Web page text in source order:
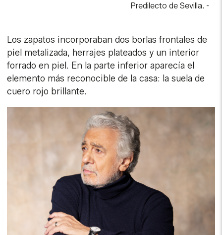
Predilecto de Sevilla. -
Los zapatos incorporaban dos borlas frontales de
piel metalizada, herrajes plateados y un interior
forrado en piel. En la parte inferior aparecía el
elemento más reconocible de la casa: la suela de
cuero rojo brillante.